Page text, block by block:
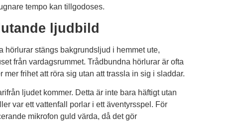
tempo kan tillgodoses.
ljudbild
hörlurar stängs bakgrundsljud i hemmet ute,
från vardagsrummet. Trådbundna hörlurar är ofta
frihet att röra sig utan att trassla in sig i sladdar.
ljudet kommer. Detta är inte bara häftigt utan
var ett vattenfall porlar i ett äventyrsspel. För
mikrofon guld värda, då det gör